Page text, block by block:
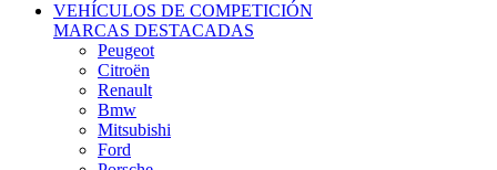
VEHÍCULOS DE COMPETICIÓN
MARCAS DESTACADAS
Peugeot
Citroën
Renault
Bmw
Mitsubishi
Ford